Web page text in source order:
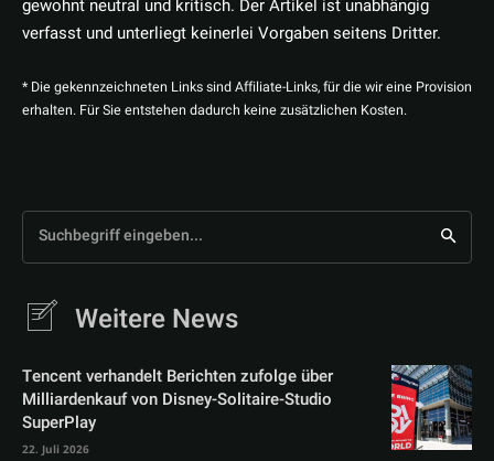
gewohnt neutral und kritisch. Der Artikel ist unabhängig
verfasst und unterliegt keinerlei Vorgaben seitens Dritter.
* Die gekennzeichneten Links sind Affiliate-Links, für die wir eine Provision
erhalten. Für Sie entstehen dadurch keine zusätzlichen Kosten.
Suchbegriff eingeben...
Weitere News
Tencent verhandelt Berichten zufolge über
Milliardenkauf von Disney-Solitaire-Studio
SuperPlay
22. Juli 2026